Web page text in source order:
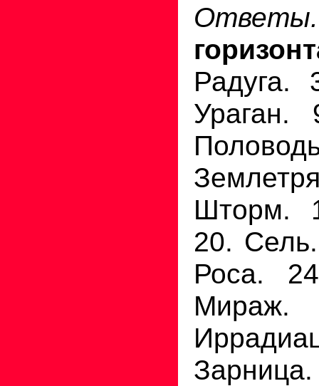
Радуга.
Ураган.
Шторм.
20.
Роса.
Зарница.